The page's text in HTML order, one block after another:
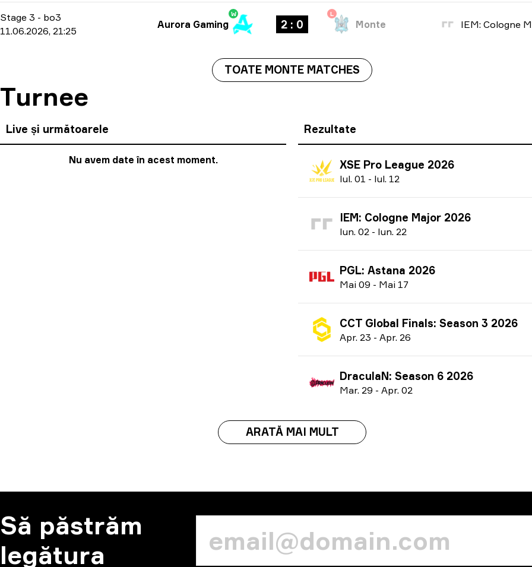
Stage 3 - bo3
11.06.2026, 21:25
W
Aurora Gaming 2 : 0
L
Monte
TOATE MONTE MATCHES
Turnee
Live și următoarele
Nu avem date în acest moment.
Rezultate
XSE Pro League 2026
Iul. 01 - Iul. 12
IEM: Cologne Major 2026
Iun. 02 - Iun. 22
PGL: Astana 2026
Mai 09 - Mai 17
CCT Global Finals: Season 3 2026
Apr. 23 - Apr. 26
DraculaN: Season 6 2026
Mar. 29 - Apr. 02
ARATĂ MAI MULT
Să păstrăm
legătura